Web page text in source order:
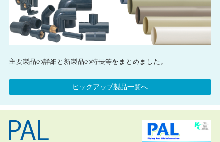
主要製品の詳細と新製品の特長等をまとめました。
ピックアップ製品一覧へ